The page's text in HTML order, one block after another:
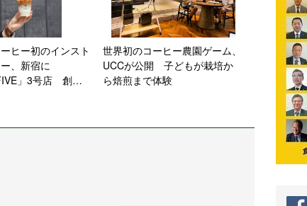
ヒー初のインスト
、新宿に
」3号店 創業
世界初のコーヒー農園ゲーム、
UCCが公開 子どもが栽培か
ら焙煎まで体験